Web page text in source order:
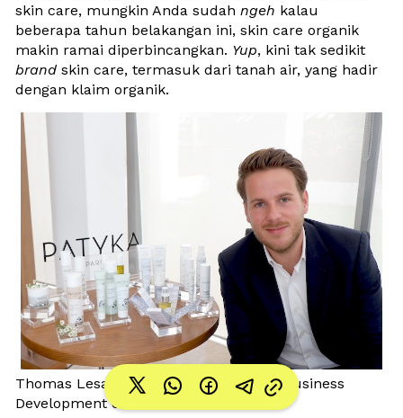
skin care, mungkin Anda sudah ngeh kalau
beberapa tahun belakangan ini, skin care organik
makin ramai diperbincangkan. Yup
brand skin care, termasuk dari tanah air, yang hadir
dengan klaim organik.
Thomas Lesage, Head of International Business
Development of PATYKA